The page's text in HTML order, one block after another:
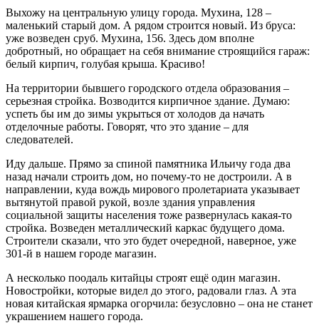
Выхожу на центральную улицу города. Мухина, 128 –
маленький старый дом. А рядом строится новый. Из бруса:
уже возведен сруб. Мухина, 156. Здесь дом вполне
добротный, но обращает на себя внимание строящийся гараж:
белый кирпич, голубая крыша. Красиво!
На территории бывшего городского отдела образования –
серьезная стройка. Возводится кирпичное здание. Думаю:
успеть бы им до зимы укрыться от холодов да начать
отделочные работы. Говорят, что это здание – для
следователей.
Иду дальше. Прямо за спиной памятника Ильичу года два
назад начали строить дом, но почему-то не достроили. А в
направлении, куда вождь мирового пролетариата указывает
вытянутой правой рукой, возле здания управления
социальной защиты населения тоже развернулась какая-то
стройка. Возведен металлический каркас будущего дома.
Строители сказали, что это будет очередной, наверное, уже
301-й в нашем городе магазин.
А несколько поодаль китайцы строят ещё один магазин.
Новостройки, которые видел до этого, радовали глаз. А эта
новая китайская ярмарка огорчила: безусловно – она не станет
украшением нашего города.